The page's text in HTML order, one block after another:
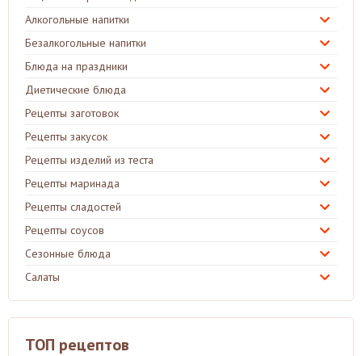
Алкогольные напитки
Безалкогольные напитки
Блюда на праздники
Диетические блюда
Рецепты заготовок
Рецепты закусок
Рецепты изделий из теста
Рецепты маринада
Рецепты сладостей
Рецепты соусов
Сезонные блюда
Салаты
ТОП рецептов